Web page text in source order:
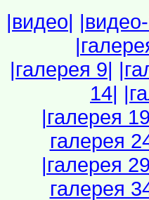
|видео|
|галерея 9|
14|
|галерея
галерея
|галерея
галерея